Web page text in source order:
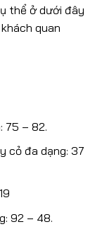
thể ở dưới đây
quan
75 – 82.
cỏ đa dạng: 37
92 – 48.